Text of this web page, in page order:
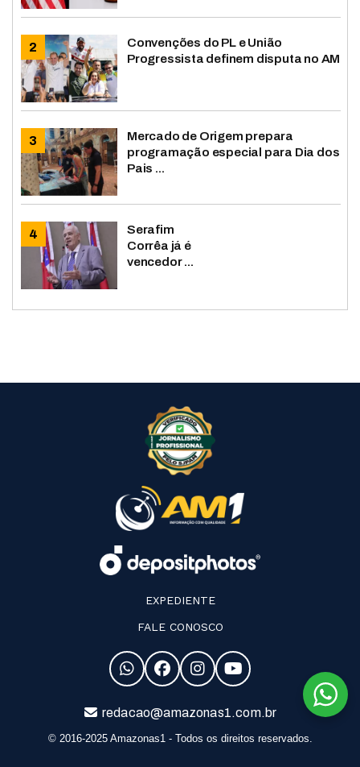
Convenções do PL e União
Progressista definem disputa no AM
Mercado de Origem prepara
programação especial para Dia dos
Pais ...
Serafim
Corrêa já é
vencedor ...
EXPEDIENTE
FALE CONOSCO
redacao@amazonas1.com.br
© 2016-2025 Amazonas1 - Todos os direitos reservados.